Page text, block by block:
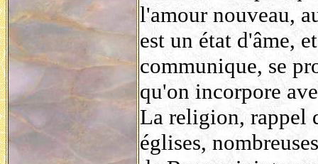
l'amour nouveau,
est un état d'âme,
communique, se
qu'on incorpore
La religion, rappel
églises,